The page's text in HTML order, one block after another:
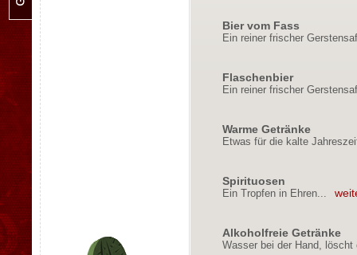
Bier vom Fass
Ein reiner frischer
Flaschenbier
Ein reiner frischer
Warme Getränke
Etwas für die kalte
Spirituosen
Ein Tropfen in Ehren...
Alkoholfreie Getränke
Wasser bei der Hand, löscht